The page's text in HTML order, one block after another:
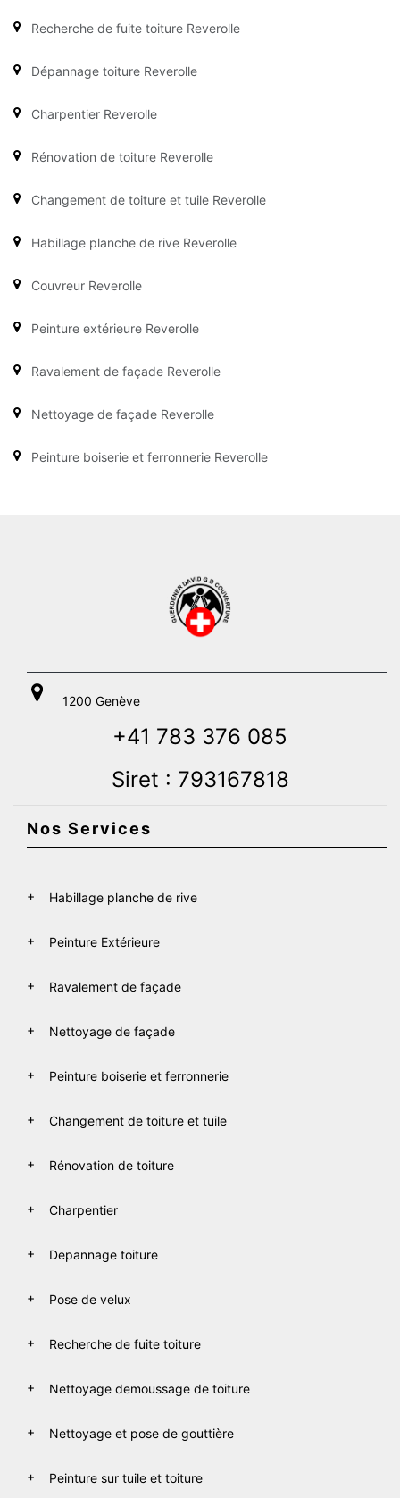
Recherche de fuite toiture Reverolle
Dépannage toiture Reverolle
Charpentier Reverolle
Rénovation de toiture Reverolle
Changement de toiture et tuile Reverolle
Habillage planche de rive Reverolle
Couvreur Reverolle
Peinture extérieure Reverolle
Ravalement de façade Reverolle
Nettoyage de façade Reverolle
Peinture boiserie et ferronnerie Reverolle
1200 Genève
+41 783 376 085
Siret : 793167818
Nos Services
Habillage planche de rive
Peinture Extérieure
Ravalement de façade
Nettoyage de façade
Peinture boiserie et ferronnerie
Changement de toiture et tuile
Rénovation de toiture
Charpentier
Depannage toiture
Pose de velux
Recherche de fuite toiture
Nettoyage demoussage de toiture
Nettoyage et pose de gouttière
Peinture sur tuile et toiture